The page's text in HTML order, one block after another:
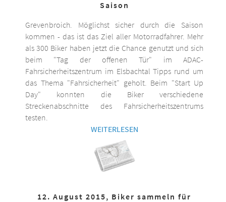
Saison
Grevenbroich. Möglichst sicher durch die Saison
kommen - das ist das Ziel aller Motorradfahrer. Mehr
als 300 Biker haben jetzt die Chance genutzt und sich
beim "Tag der offenen Tür" im ADAC-
Fahrsicherheitszentrum im Elsbachtal Tipps rund um
das Thema "Fahrsicherheit" geholt. Beim "Start Up
Day" konnten die Biker verschiedene
Streckenabschnitte des Fahrsicherheitszentrums
testen.
WEITERLESEN
12. August 2015, Biker sammeln für